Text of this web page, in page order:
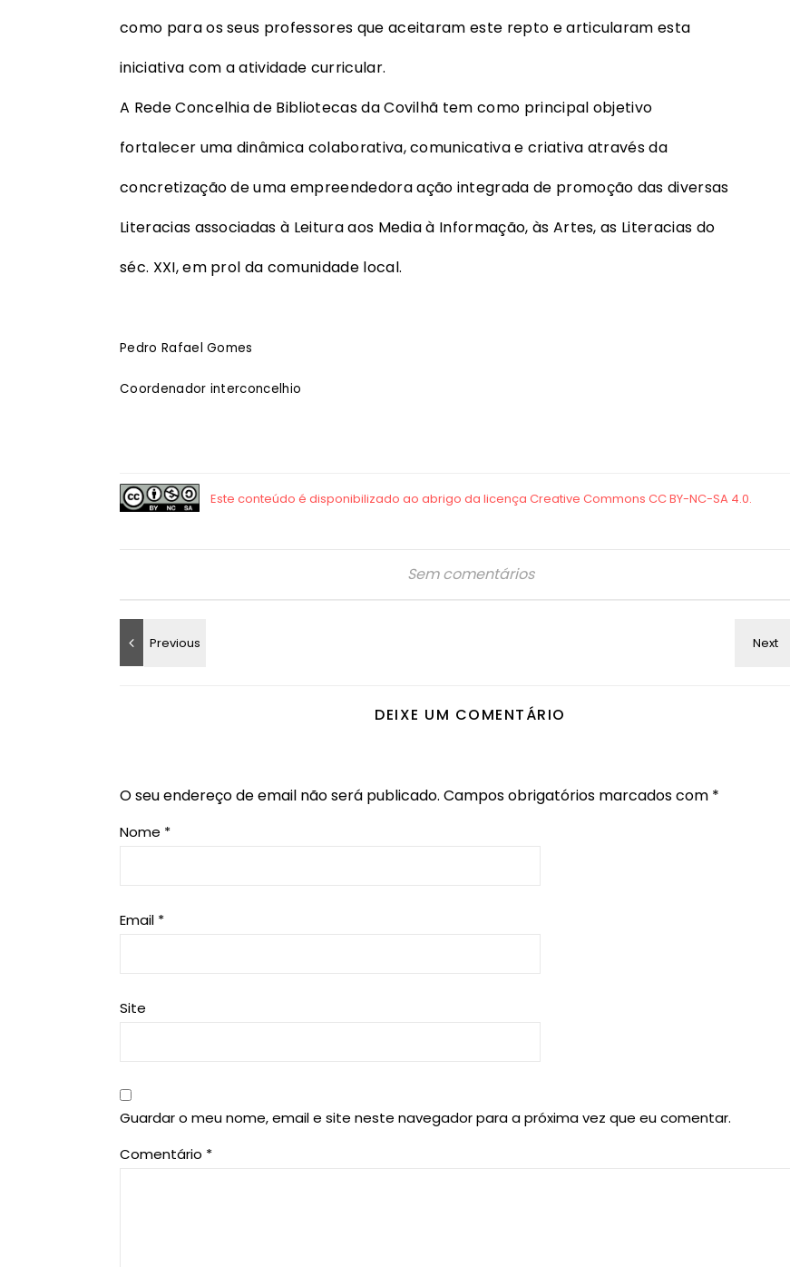
como para os seus professores que aceitaram este repto e articularam esta
iniciativa com a atividade curricular.
A Rede Concelhia de Bibliotecas da Covilhã tem como principal objetivo
fortalecer uma dinâmica colaborativa, comunicativa e criativa através da
concretização de uma empreendedora ação integrada de promoção das diversas
Literacias associadas à Leitura aos Media à Informação, às Artes, as Literacias do
séc. XXI, em prol da comunidade local.
Pedro Rafael Gomes
Coordenador interconcelhio
Sem comentários
DEIXE UM COMENTÁRIO
O seu endereço de email não será publicado. Campos obrigatórios marcados com *
Nome *
Email *
Site
Guardar o meu nome, email e site neste navegador para a próxima vez que eu comentar.
Comentário *